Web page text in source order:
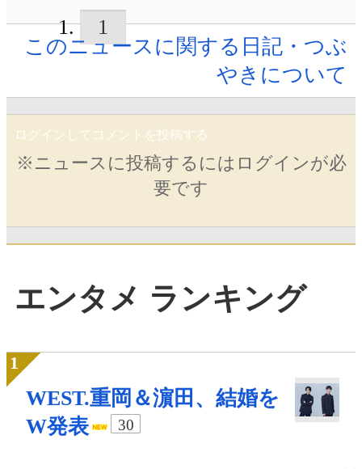
1
このニュースに関する日記・つぶ
やきについて
ログインしてコメントを投稿する
※ニュースに投稿するにはログインが必
要です
エンタメ ランキング
WEST.重岡＆濵田、結婚を
W発表
30